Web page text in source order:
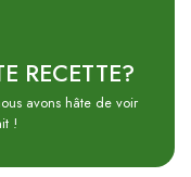
RECETTE?
avons hâte de voir
!